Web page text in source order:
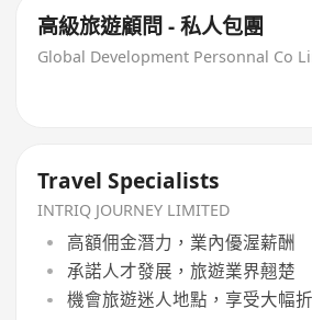
高級旅遊顧問 - 私人包團
Global Development Personnal Co
Travel Specialists
INTRIQ JOURNEY LIMITED
高額佣金潛力，業內優渥薪酬
承諾人才發展，旅遊業界翹楚
機會旅遊迷人地點，享受大幅